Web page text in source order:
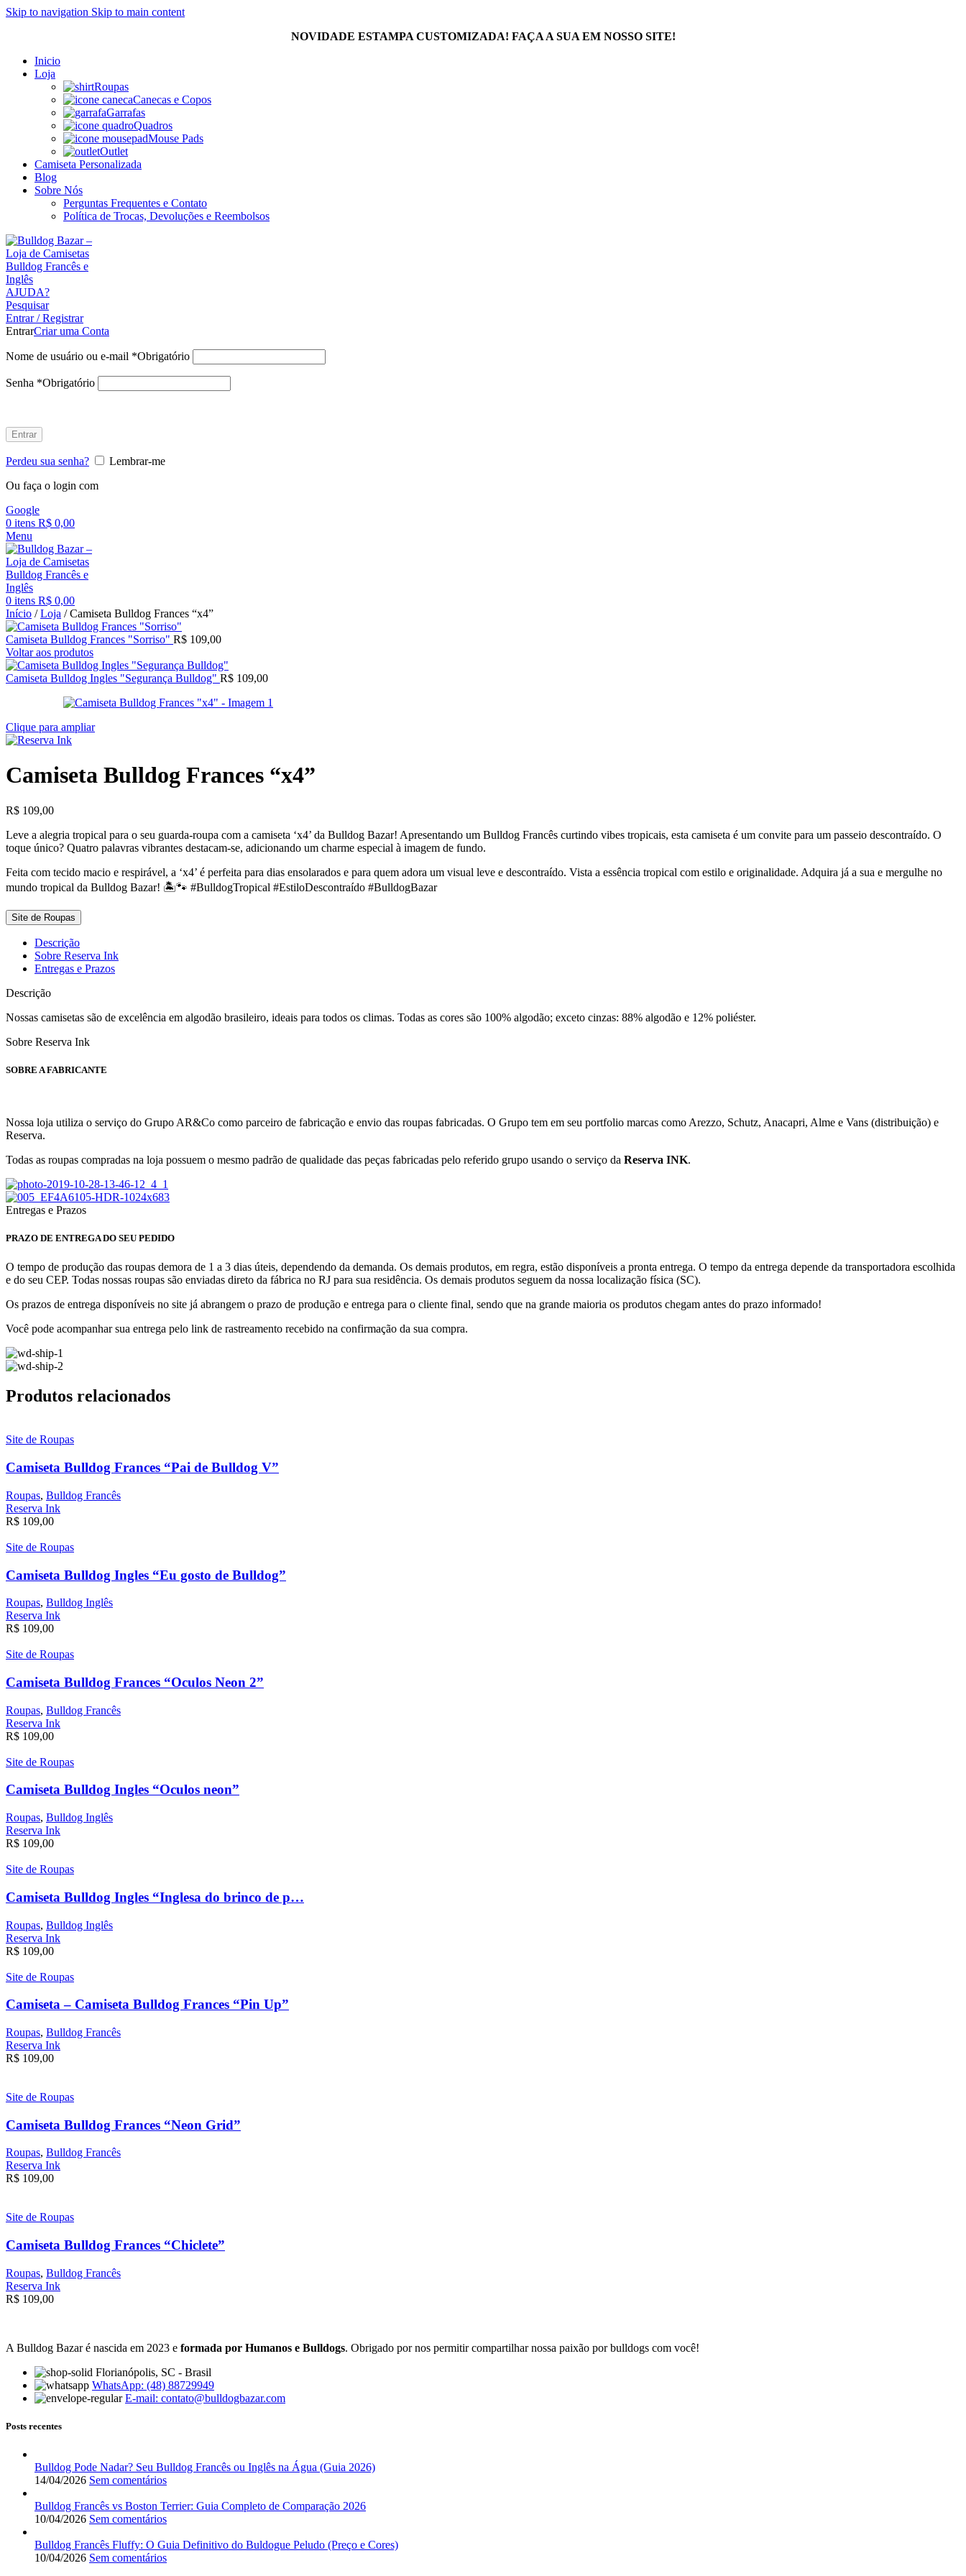
Skip to navigation Skip to main content
NOVIDADE ESTAMPA CUSTOMIZADA! FAÇA A SUA EM NOSSO SITE!
Inicio
Loja
Roupas
Canecas e Copos
Garrafas
Quadros
Mouse Pads
Outlet
Camiseta Personalizada
Blog
Sobre Nós
Perguntas Frequentes e Contato
Política de Trocas, Devoluções e Reembolsos
AJUDA?
Pesquisar
Entrar / Registrar
EntrarCriar uma Conta
Nome de usuário ou e-mail *Obrigatório
Senha *Obrigatório
Entrar
Perdeu sua senha?
Lembrar-me
Ou faça o login com
Google
0 itens R$ 0,00
Menu
0 itens R$ 0,00
Início /Loja /Camiseta Bulldog Frances “x4”
Camiseta Bulldog Frances "Sorriso" R$ 109,00
Voltar aos produtos
Camiseta Bulldog Ingles "Segurança Bulldog" R$ 109,00
Clique para ampliar
Camiseta Bulldog Frances “x4”
R$ 109,00
Leve a alegria tropical para o seu guarda-roupa com a camiseta ‘x4’ da Bulldog Bazar! Apresentando um Bulldog Francês curtindo vibes tropicais, esta camiseta é um convite para um passeio descontraído. O
toque único? Quatro palavras vibrantes destacam-se, adicionando um charme especial à imagem de fundo.
Feita com tecido macio e respirável, a ‘x4’ é perfeita para dias ensolarados e para quem adora um visual leve e descontraído. Vista a essência tropical com estilo e originalidade. Adquira já a sua e mergulhe no
mundo tropical da Bulldog Bazar! 🏝️🐾 #BulldogTropical #EstiloDescontraído #BulldogBazar
Site de Roupas
Descrição
Sobre Reserva Ink
Entregas e Prazos
Descrição
Nossas camisetas são de excelência em algodão brasileiro, ideais para todos os climas. Todas as cores são 100% algodão; exceto cinzas: 88% algodão e 12% poliéster.
Sobre Reserva Ink
SOBRE A FABRICANTE
Nossa loja utiliza o serviço do Grupo AR&Co como parceiro de fabricação e envio das roupas fabricadas. O Grupo tem em seu portfolio marcas como Arezzo, Schutz, Anacapri, Alme e Vans (distribuição) e
Reserva.
Todas as roupas compradas na loja possuem o mesmo padrão de qualidade das peças fabricadas pelo referido grupo usando o serviço da Reserva INK.
Entregas e Prazos
PRAZO DE ENTREGA DO SEU PEDIDO
O tempo de produção das roupas demora de 1 a 3 dias úteis, dependendo da demanda. Os demais produtos, em regra, estão disponíveis a pronta entrega. O tempo da entrega depende da transportadora escolhida
e do seu CEP. Todas nossas roupas são enviadas direto da fábrica no RJ para sua residência. Os demais produtos seguem da nossa localização física (SC).
Os prazos de entrega disponíveis no site já abrangem o prazo de produção e entrega para o cliente final, sendo que na grande maioria os produtos chegam antes do prazo informado!
Você pode acompanhar sua entrega pelo link de rastreamento recebido na confirmação da sua compra.
Produtos relacionados
Site de Roupas
Camiseta Bulldog Frances “Pai de Bulldog V”
Roupas, Bulldog Francês
Reserva Ink
R$ 109,00
Site de Roupas
Camiseta Bulldog Ingles “Eu gosto de Bulldog”
Roupas, Bulldog Inglês
Reserva Ink
R$ 109,00
Site de Roupas
Camiseta Bulldog Frances “Oculos Neon 2”
Roupas, Bulldog Francês
Reserva Ink
R$ 109,00
Site de Roupas
Camiseta Bulldog Ingles “Oculos neon”
Roupas, Bulldog Inglês
Reserva Ink
R$ 109,00
Site de Roupas
Camiseta Bulldog Ingles “Inglesa do brinco de p…
Roupas, Bulldog Inglês
Reserva Ink
R$ 109,00
Site de Roupas
Camiseta – Camiseta Bulldog Frances “Pin Up”
Roupas, Bulldog Francês
Reserva Ink
R$ 109,00
Site de Roupas
Camiseta Bulldog Frances “Neon Grid”
Roupas, Bulldog Francês
Reserva Ink
R$ 109,00
Site de Roupas
Camiseta Bulldog Frances “Chiclete”
Roupas, Bulldog Francês
Reserva Ink
R$ 109,00
A Bulldog Bazar é nascida em 2023 e formada por Humanos e Bulldogs. Obrigado por nos permitir compartilhar nossa paixão por bulldogs com você!
Florianópolis, SC - Brasil
WhatsApp: (48) 88729949
E-mail: contato@bulldogbazar.com
Posts recentes
Bulldog Pode Nadar? Seu Bulldog Francês ou Inglês na Água (Guia 2026)
14/04/2026 Sem comentários
Bulldog Francês vs Boston Terrier: Guia Completo de Comparação 2026
10/04/2026 Sem comentários
Bulldog Francês Fluffy: O Guia Definitivo do Buldogue Peludo (Preço e Cores)
10/04/2026 Sem comentários